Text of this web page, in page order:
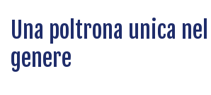
Una poltrona unica
genere